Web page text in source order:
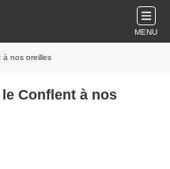
MENU
à nos oreilles
Conflent à nos